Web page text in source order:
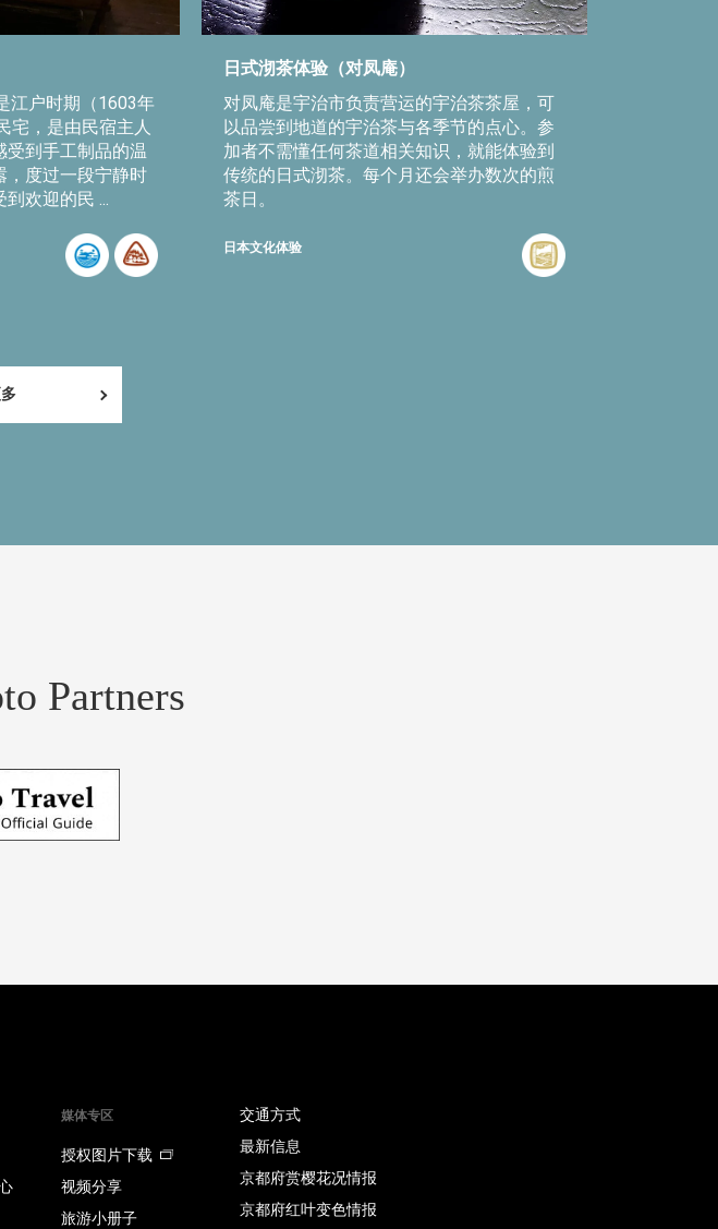
江户时期（1603年
宅，是由民宿主人
受到手工制品的温
，度过一段宁静时
欢迎的民 ...
日式沏茶体验（对凤庵）
对凤庵是宇治市负责营运的宇治茶茶屋，可
以品尝到地道的宇治茶与各季节的点心。参
加者不需懂任何茶道相关知识，就能体验到
传统的日式沏茶。每个月还会举办数次的煎
茶日。
日本文化体验
Partners
媒体专区
授权图片下载
视频分享
旅游小册子
交通方式
最新信息
京都府赏樱花况情报
京都府红叶变色情报